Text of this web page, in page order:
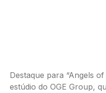
Destaque para “Angels
estúdio do OGE Group,